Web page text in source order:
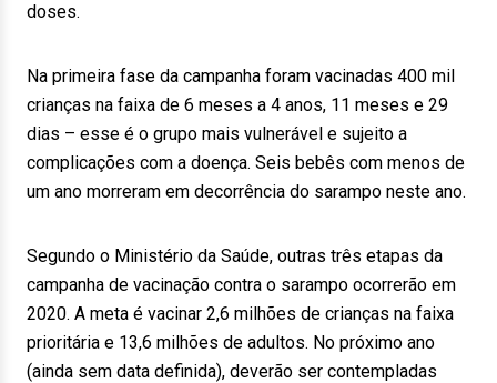
doses.
Na primeira fase da campanha foram vacinadas 400 mil
crianças na faixa de 6 meses a 4 anos, 11 meses e 29
dias – esse é o grupo mais vulnerável e sujeito a
complicações com a doença. Seis bebês com menos de
um ano morreram em decorrência do sarampo neste ano.
Segundo o Ministério da Saúde, outras três etapas da
campanha de vacinação contra o sarampo ocorrerão em
2020. A meta é vacinar 2,6 milhões de crianças na faixa
prioritária e 13,6 milhões de adultos. No próximo ano
(ainda sem data definida), deverão ser contempladas